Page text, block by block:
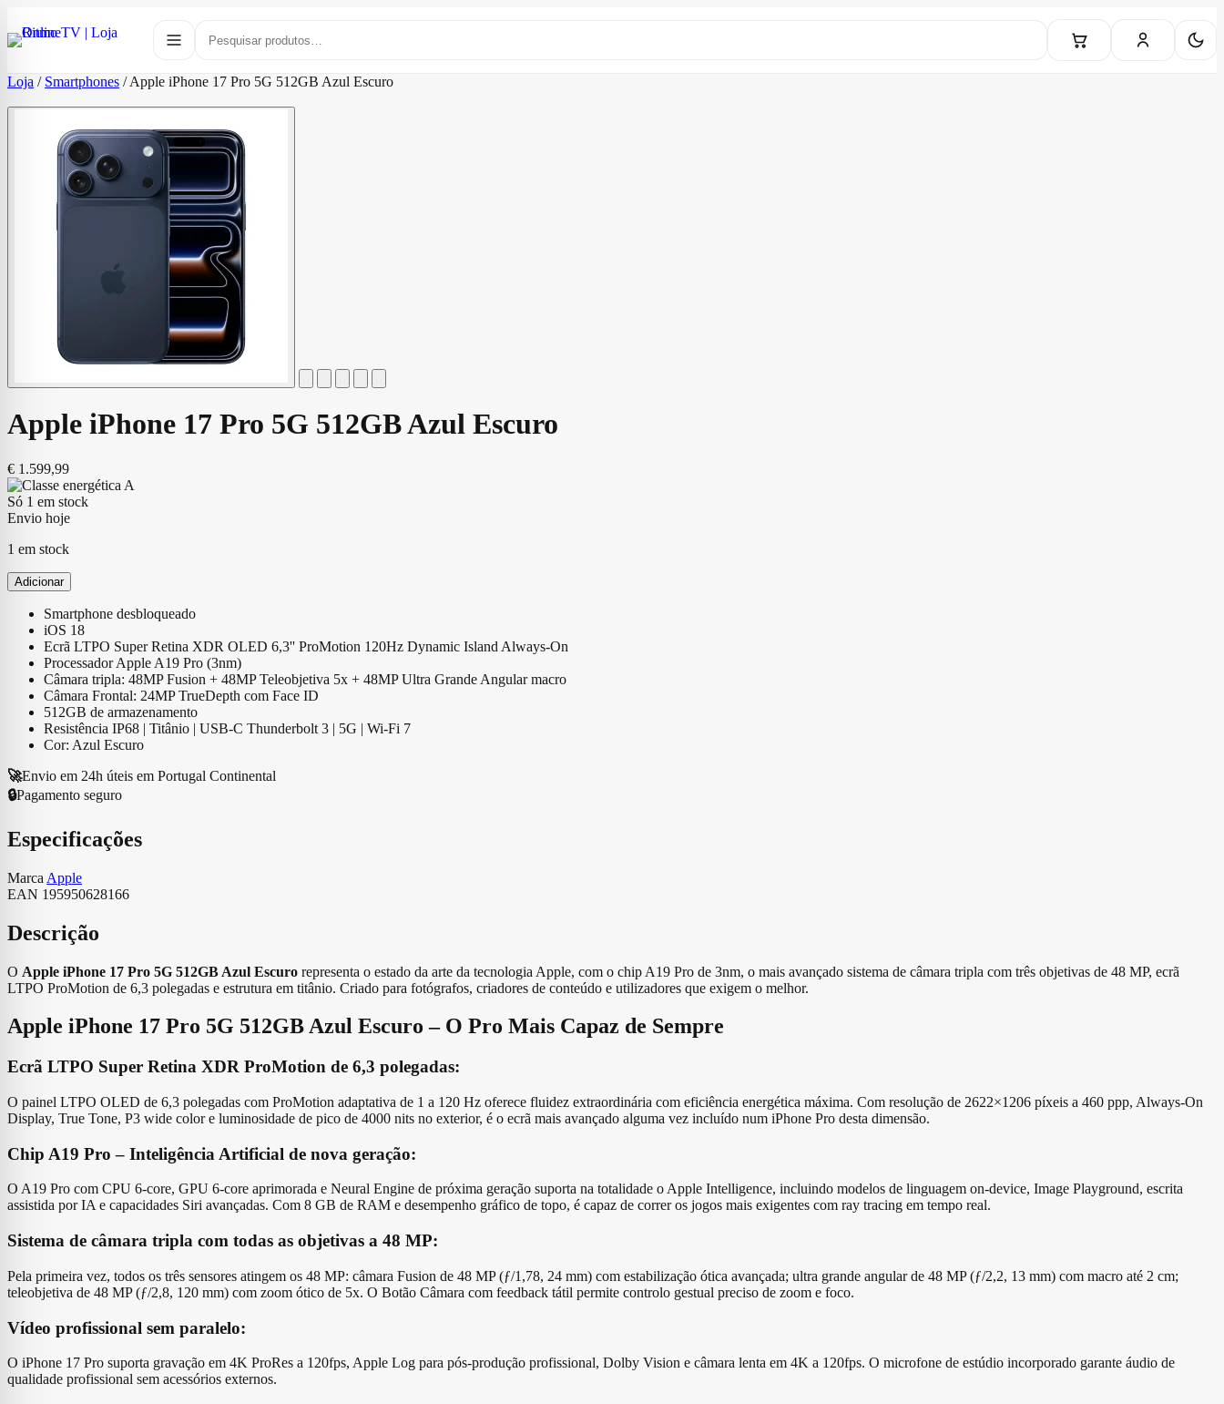
Loja / Smartphones / Apple iPhone 17 Pro 5G 512GB Azul Escuro
Apple iPhone 17 Pro 5G 512GB Azul Escuro
€ 1.599,99
Só 1 em stock
Envio hoje
1 em stock
Adicionar
Smartphone desbloqueado
iOS 18
Ecrã LTPO Super Retina XDR OLED 6,3'' ProMotion 120Hz Dynamic Island Always-On
Processador Apple A19 Pro (3nm)
Câmara tripla: 48MP Fusion + 48MP Teleobjetiva 5x + 48MP Ultra Grande Angular macro
Câmara Frontal: 24MP TrueDepth com Face ID
512GB de armazenamento
Resistência IP68 | Titânio | USB-C Thunderbolt 3 | 5G | Wi-Fi 7
Cor: Azul Escuro
🚀Envio em 24h úteis em Portugal Continental
🔒Pagamento seguro
Especificações
Marca Apple
EAN 195950628166
Descrição
O Apple iPhone 17 Pro 5G 512GB Azul Escuro representa o estado da arte da tecnologia Apple, com o chip A19 Pro de 3nm, o mais avançado sistema de câmara tripla com três objetivas de 48 MP, ecrã
LTPO ProMotion de 6,3 polegadas e estrutura em titânio. Criado para fotógrafos, criadores de conteúdo e utilizadores que exigem o melhor.
Apple iPhone 17 Pro 5G 512GB Azul Escuro – O Pro Mais Capaz de Sempre
Ecrã LTPO Super Retina XDR ProMotion de 6,3 polegadas:
O painel LTPO OLED de 6,3 polegadas com ProMotion adaptativa de 1 a 120 Hz oferece fluidez extraordinária com eficiência energética máxima. Com resolução de 2622×1206 píxeis a 460 ppp, Always-On
Display, True Tone, P3 wide color e luminosidade de pico de 4000 nits no exterior, é o ecrã mais avançado alguma vez incluído num iPhone Pro desta dimensão.
Chip A19 Pro – Inteligência Artificial de nova geração:
O A19 Pro com CPU 6-core, GPU 6-core aprimorada e Neural Engine de próxima geração suporta na totalidade o Apple Intelligence, incluindo modelos de linguagem on-device, Image Playground, escrita
assistida por IA e capacidades Siri avançadas. Com 8 GB de RAM e desempenho gráfico de topo, é capaz de correr os jogos mais exigentes com ray tracing em tempo real.
Sistema de câmara tripla com todas as objetivas a 48 MP:
Pela primeira vez, todos os três sensores atingem os 48 MP: câmara Fusion de 48 MP (ƒ/1,78, 24 mm) com estabilização ótica avançada; ultra grande angular de 48 MP (ƒ/2,2, 13 mm) com macro até 2 cm;
teleobjetiva de 48 MP (ƒ/2,8, 120 mm) com zoom ótico de 5x. O Botão Câmara com feedback tátil permite controlo gestual preciso de zoom e foco.
Vídeo profissional sem paralelo:
O iPhone 17 Pro suporta gravação em 4K ProRes a 120fps, Apple Log para pós-produção profissional, Dolby Vision e câmara lenta em 4K a 120fps. O microfone de estúdio incorporado garante áudio de
qualidade profissional sem acessórios externos.